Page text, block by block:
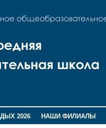
2026
НАШИ ФИЛИАЛЫ